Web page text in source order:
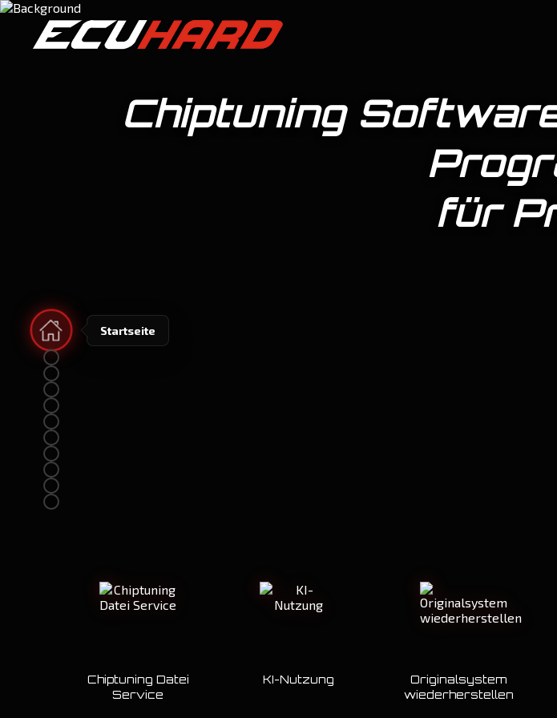
Startseite
Chiptuning
für
Chiptuning Datei
Service
KI-Nutzung
Originalsystem
wiederherstellen